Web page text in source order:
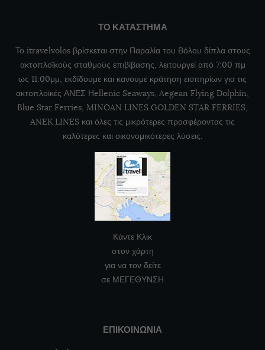
ΤΟ ΚΑΤΑΣΤΗΜΑ
Το itravelvolos βρίσκεται στην Παραλία του Βόλου δίπλα στους
ακτοπλοϊκούς σταθμούς επιβίβασης, λειτουργεί από 7:00 πμ
ως 11:00μμ, εκδίδουμε και κανουμε κράτηση εισιτηρίων για τις
ακτοπλοϊκές ΑΝΕΣ Ηellenic Seaways, Aegean Flying Dolphin,
Blue Star Ferries, MINOAN LINES GOLDEN STAR FERRIES,
ANEK LINES και όλες τις μικρότερες προσφέροντας τις
καλύτερες και οικονομικότερες λύσεις.
Κάντε Κλικ
στον χάρτη
για να τον δείτε
σε ΜΕΓΕΘΥΝΣΗ
ΕΠΙΚΟΙΝΩΝΙΑ